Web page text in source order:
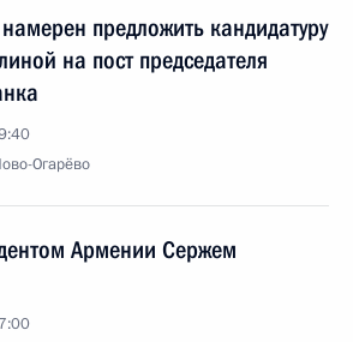
предложить кандидатуру
на пост председателя
Огарёво
Армении Сержем